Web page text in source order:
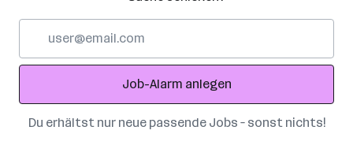
Adresse
Job-Alarm anlegen
Du erhältst nur neue passende Jobs – sonst nichts!